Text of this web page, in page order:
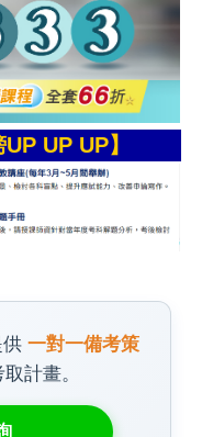
UP UP】
一對一備考策
計畫。